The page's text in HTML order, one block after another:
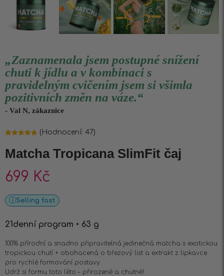
„Zaznamenala jsem postupné snížení
chuti k jídlu a v kombinaci s
pravidelným cvičením jsem si všimla
pozitivních změn na váze.“
- Val N, zákaznice
základě
hodnocení
(Hodnocení: 47)
Matcha Tropicana SlimFit čaj
699 Kč
Selling fast
21denní program • 63 g
100% přírodní a snadno připravitelná jedinečná matcha s exotickou
tropickou chutí + obohacená o březový list a extrakt z lipkavce
pro rychlé formování postavy.
Udrž si formu toto léto – přirozeně a chutně!